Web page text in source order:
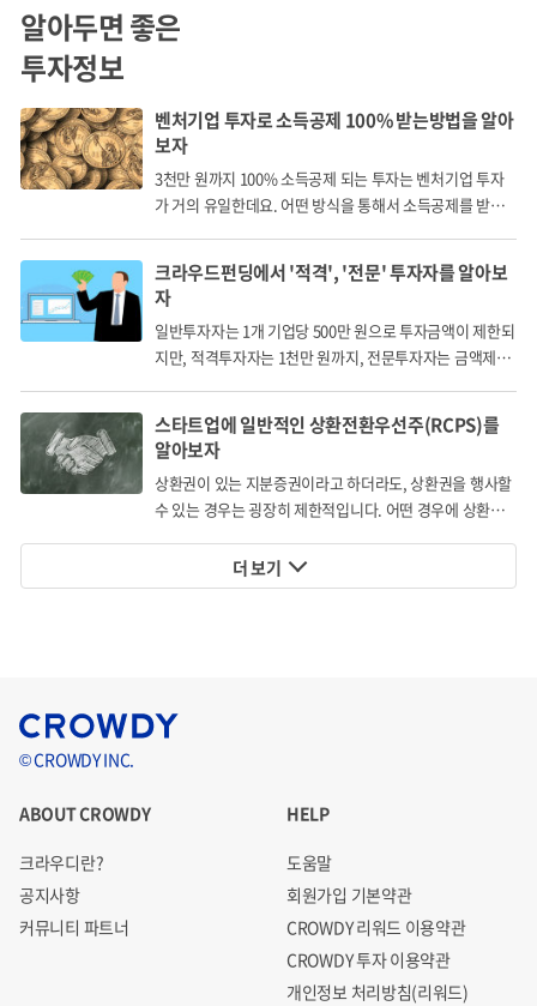
바이오매스(Biomass)는 광합성으로 생성되는 모든 식물 자
원을 말하며, 최근에는 톱밥, 볏짚부터 음식물쓰레기 및 하수
슬러지, 축산분뇨에 이르기까지 산업활동에서 발생하는 유기
성 폐자원을 모두 바이오매스 자원이라고 합니다.
출처: GS EPS 공식 홈페이지
바이오매스는 연료 사용 과정에서 발생하는 이산화탄소가
중에서폐목재와1)임목폐기물을 에너지원으로 활용하는
바이오-고형연료(Bio-SRF)와
2) Bio-SRF(Bio-Solid Refuse Fuel),
폐목재류로 농업·초본류 폐기물, 식물성
잔재물 등 바이오매스 폐기물로 제조된 고형 연료
재활용한 재생에너지 연료. 석유와 천연가스보다 경제적인 친환경 에너지원
알아두면 좋은
투자정보
벤처기업 투자로 소득공제 100% 받는방법을 알아
보자
3천만 원까지 100% 소득공제 되는 투자는 벤처기업 투자
가 거의 유일한데요. 어떤 방식을 통해서 소득공제를 받게
크라우드펀딩에서 '적격', '전문' 투자자를 알아보
자
일반투자자는 1개 기업당 500만 원으로 투자금액이 제한되
지만, 적격투자자는 1천만 원까지, 전문투자자는 금액제한
스타트업에 일반적인 상환전환우선주(RCPS)를
알아보자
상환권이 있는 지분증권이라고 하더라도, 상환권을 행사할
수 있는 경우는 굉장히 제한적입니다. 어떤 경우에 상환권
더 보기
© CROWDY INC.
ABOUT CROWDY
크라우디란?
공지사항
커뮤니티 파트너
HELP
도움말
회원가입 기본약관
CROWDY 리워드 이용약관
CROWDY 투자 이용약관
개인정보 처리방침(리워드)